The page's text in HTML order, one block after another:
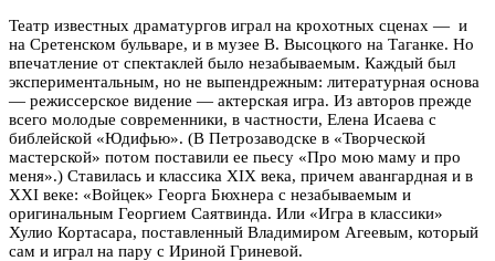
Театр известных драматургов играл на крохотных сценах — и
на Сретенском бульваре, и в музее В. Высоцкого на Таганке. Но
впечатление от спектаклей было незабываемым. Каждый был
экспериментальным, но не выпендрежным: литературная основа
— режиссерское видение — актерская игра. Из авторов прежде
всего молодые современники, в частности, Елена Исаева с
библейской «Юдифью». (В Петрозаводске в «Творческой
мастерской» потом поставили ее пьесу «Про мою маму и про
меня».) Ставилась и классика XIX века, причем авангардная и в
XXI веке: «Войцек» Георга Бюхнера с незабываемым и
оригинальным Георгием Саятвинда. Или «Игра в классики»
Хулио Кортасара, поставленный Владимиром Агеевым, который
сам и играл на пару с Ириной Гриневой.